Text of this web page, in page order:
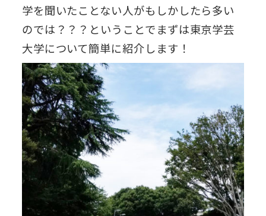
学を聞いたことない人がもしかしたら多い
のでは？？？ということでまずは東京学芸
大学について簡単に紹介します！